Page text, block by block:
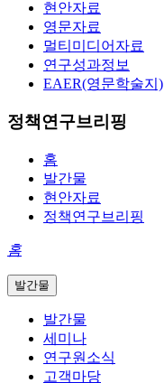
현안자료
영문자료
멀티미디어자료
연구성과정보
EAER(영문학술지)
정책연구브리핑
홈
발간물
현안자료
정책연구브리핑
홈
발간물
발간물
세미나
연구원소식
고객마당